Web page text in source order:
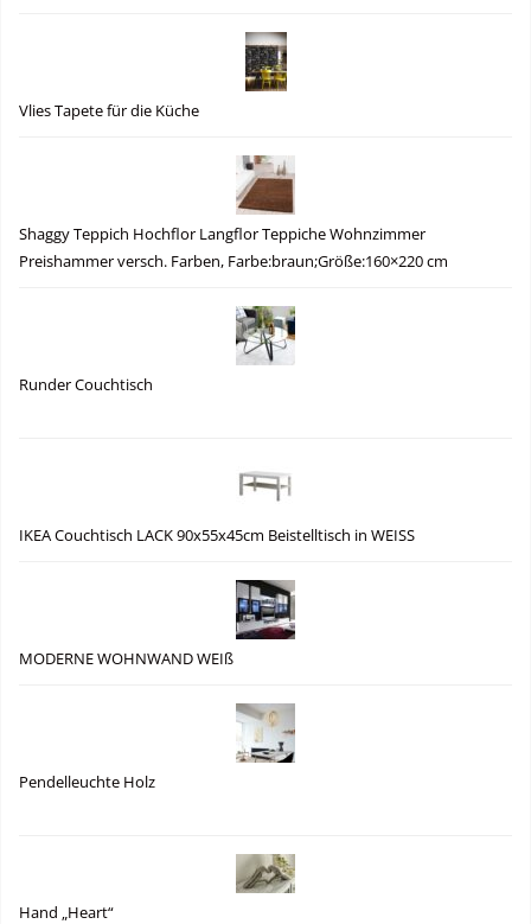
Vlies Tapete für die Küche
Shaggy Teppich Hochflor Langflor Teppiche Wohnzimmer
Preishammer versch. Farben, Farbe:braun;Größe:160×220 cm
Runder Couchtisch
IKEA Couchtisch LACK 90x55x45cm Beistelltisch in WEISS
MODERNE WOHNWAND WEIß
Pendelleuchte Holz
Hand „Heart“